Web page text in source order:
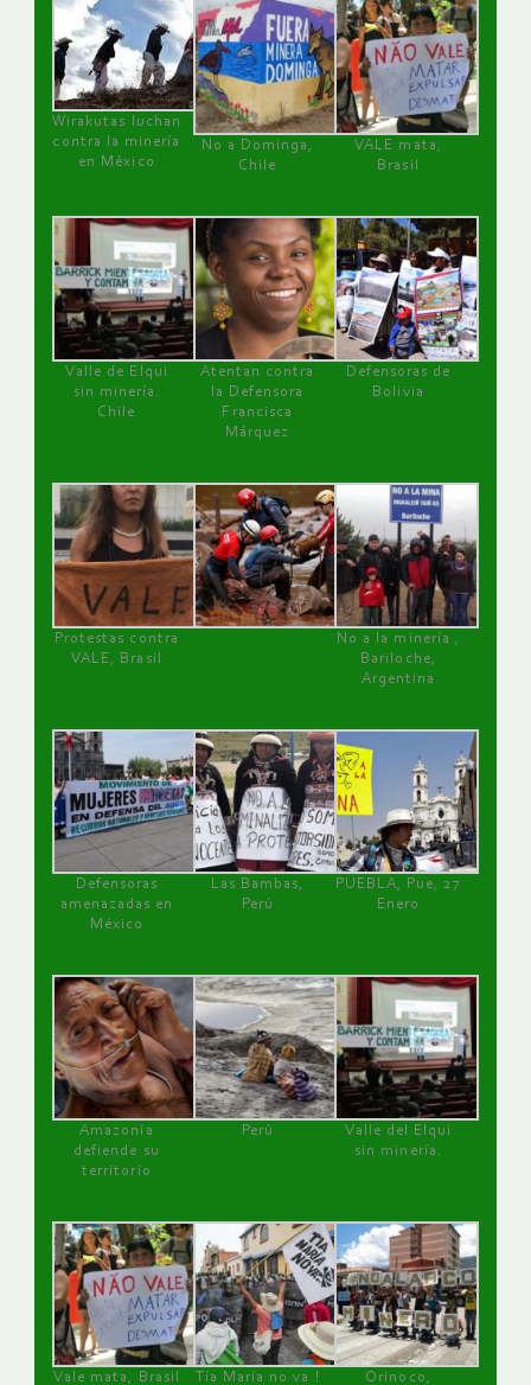
Wirakutas luchan
contra la minería
en México
No a Dominga,
Chile
VALE mata,
Brasil
Valle de Elqui
sin minería.
Chile
Atentan contra
la Defensora
Francisca
Márquez
Defensoras de
Bolivia
Protestas contra
VALE, Brasil
No a la minería ,
Bariloche,
Argentina
Defensoras
amenazadas en
México
Las Bambas,
Perú
PUEBLA, Pue, 27
Enero
Amazonía
defiende su
territorio
Perú
Valle del Elqui
sin minería.
Vale mata, Brasil Tía María no va ! Orinoco,